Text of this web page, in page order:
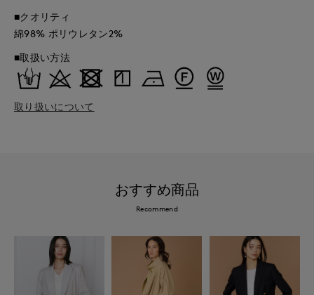
■クオリティ
綿98% ポリウレタン2%
■取扱い方法
取り扱いについて
おすすめ商品
Recommend